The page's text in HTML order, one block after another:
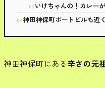
いけちゃんの！カレー
神田神保町ポートビルも近
神田神保町にある辛さの元